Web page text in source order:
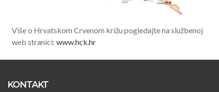
Više o Hrvatskom Crvenom križu pogledajte na službenoj
web stranici: www.hck.hr
KONTAKT